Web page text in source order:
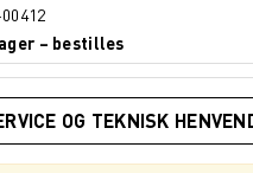
– bestilles
OG TEKNISK